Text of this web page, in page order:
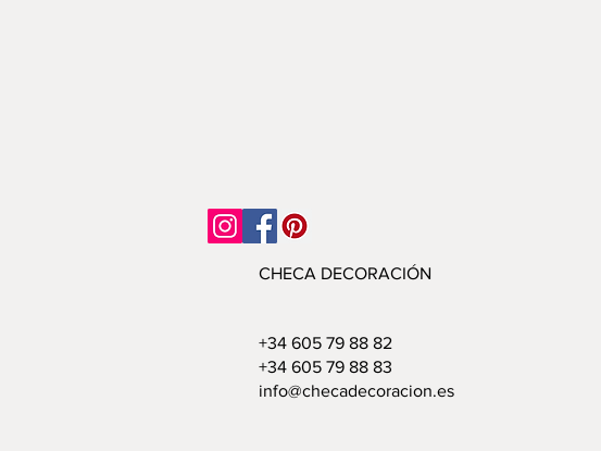
CHECA DECORACIÓN
+34 605 79 88 82
+34 605 79 88 83
info@checadecoracion.es